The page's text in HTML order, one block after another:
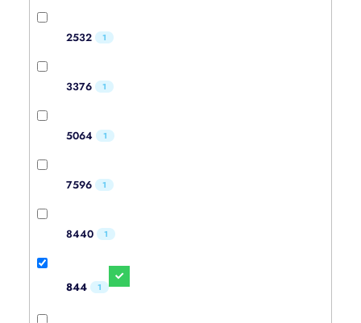
2532 1
3376 1
5064 1
7596 1
8440 1
844 1